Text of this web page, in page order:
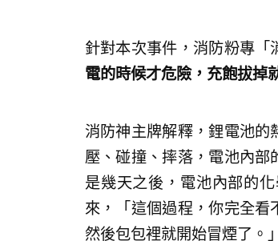
針對本次事件，消防粉專
電的時候才危險，充飽拔掉
消防神主牌解釋，鋰電池
壓、碰撞、摔落，電池內
是幾天之後，電池內部的
來，「這個過程，你完全看
然後包包裡就開始冒煙了。」